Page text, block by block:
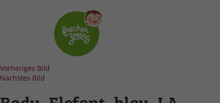
Vorheriges Bild
Nächstes Bild